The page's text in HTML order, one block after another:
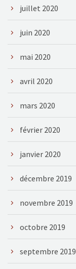
juillet 2020
juin 2020
mai 2020
avril 2020
mars 2020
février 2020
janvier 2020
décembre 2019
novembre 2019
octobre 2019
septembre 2019